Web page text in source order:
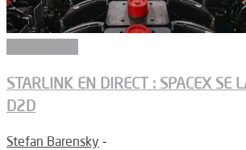
STARLINK EN DIRECT : SPACEX SE
D2D
Stefan Barensky -